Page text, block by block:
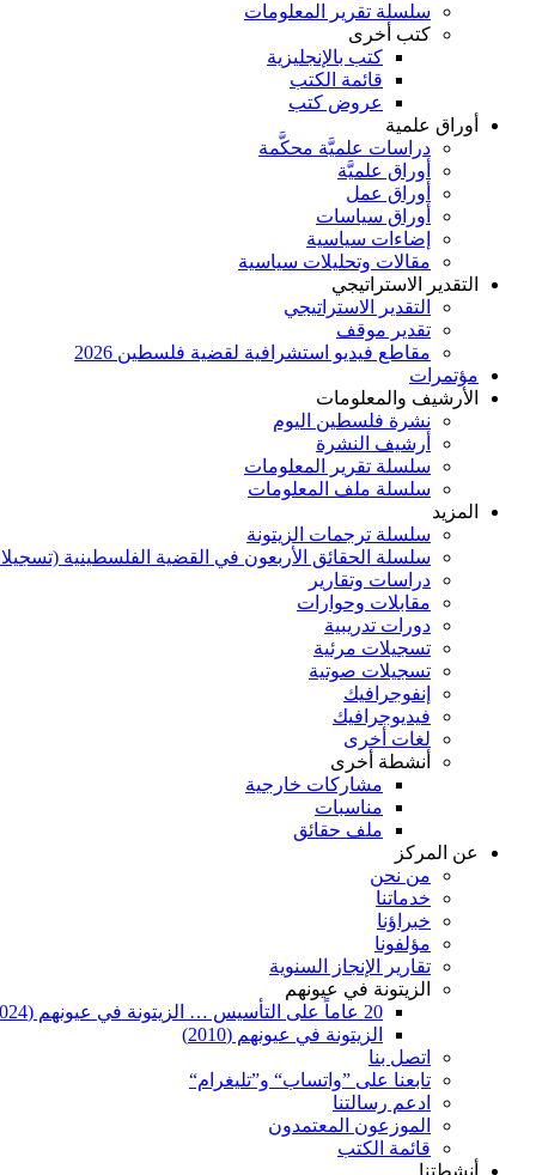
سلسلة تقرير المعلومات
كتب أخرى
كتب بالإنجليزية
قائمة الكتب
عروض كتب
أوراق علمية
دراسات علميَّة محكَّمة
أوراق علميَّة
أوراق عمل
أوراق سياسات
إضاءات سياسية
مقالات وتحليلات سياسية
التقدير الاستراتيجي
التقدير الاستراتيجي
تقدير موقف
مقاطع فيديو استشرافية لقضية فلسطين 2026
مؤتمرات
الأرشيف والمعلومات
نشرة فلسطين اليوم
أرشيف النشرة
سلسلة تقرير المعلومات
سلسلة ملف المعلومات
المزيد
سلسلة ترجمات الزيتونة
سلسلة الحقائق الأربعون في القضية الفلسطينية
دراسات وتقارير
مقابلات وحوارات
دورات تدريبية
تسجيلات مرئية
تسجيلات صوتية
إنفوجرافيك
فيديوجرافيك
لغات أخرى
أنشطة أخرى
مشاركات خارجية
مناسبات
ملف حقائق
عن المركز
من نحن
خدماتنا
خبراؤنا
مؤلفونا
تقارير الإنجاز السنوية
الزيتونة في عيونهم
20 عاماً على التأسيس … الزيتونة في عيونهم (2024)
الزيتونة في عيونهم (2010)
اتصل بنا
تابعنا على ”واتساب“ و”تليغرام“
ادعم رسالتنا
الموزعون المعتمدون
قائمة الكتب
أنشطتنا